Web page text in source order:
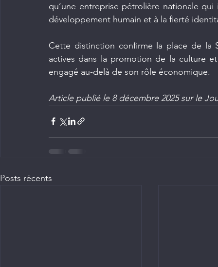
qu’une entreprise pétrolière nationale
développement humain et à la fierté
Cette distinction confirme la place de la
actives dans la promotion de la culture
engagé au-delà de son rôle économique.
Article publié le 8 décembre 2025 sur le
Posts récents